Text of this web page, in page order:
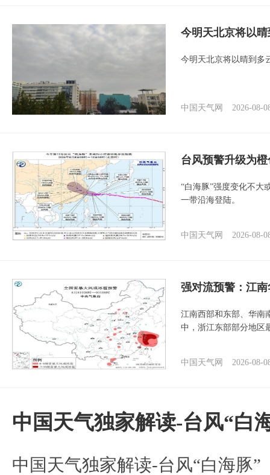
今明天北京将以
今明天北京将以晴到多
中国天气网 2026-08-
台风预警升级为
“白海豚”强度变化不大
一带沿海登陆。
中国天气网 2026-08-
强对流预警：江
江南西部和东部、华南
中，浙江东部部分地区
中国天气网 2026-08-
中国天气独家解读-台风“白
中国天气独家解读-台风“白海豚”